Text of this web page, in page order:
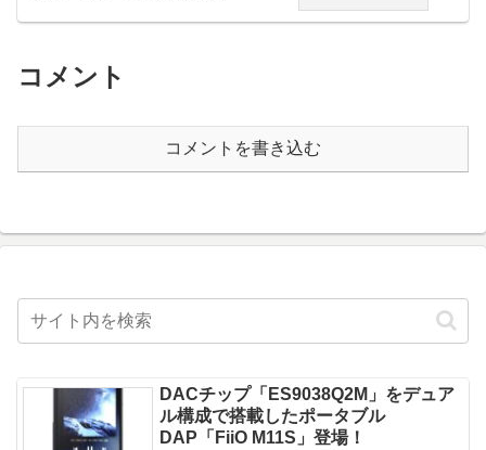
コメント
コメントを書き込む
DACチップ「ES9038Q2M」をデュア
ル構成で搭載したポータブル
DAP「FiiO M11S」登場！